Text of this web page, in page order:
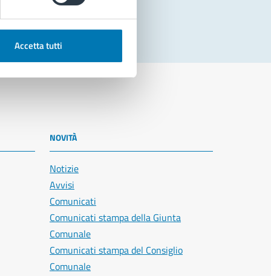
Accetta tutti
NOVITÀ
Notizie
Avvisi
Comunicati
Comunicati stampa della Giunta
Comunale
Comunicati stampa del Consiglio
Comunale